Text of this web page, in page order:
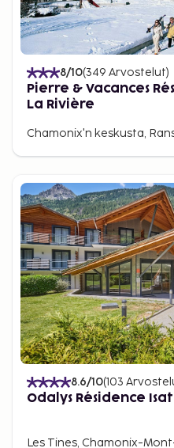
8/10(349 Arvostelut)
Pierre & Vacances
La Rivière
Chamonix'n keskusta,
8.6/10(103
Odalys Résidence
Les Tines, Chamonix-